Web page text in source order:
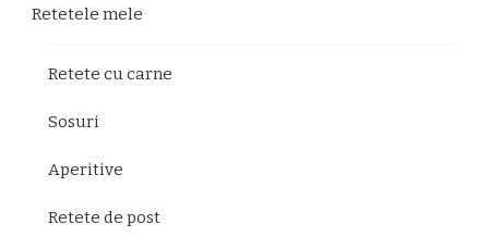
Retetele mele
Retete cu carne
Sosuri
Aperitive
Retete de post